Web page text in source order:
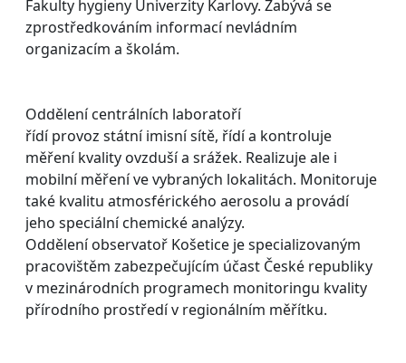
Fakulty hygieny Univerzity Karlovy. Zabývá se
zprostředkováním informací nevládním
organizacím a školám.
Oddělení centrálních laboratoří
řídí provoz státní imisní sítě, řídí a kontroluje
měření kvality ovzduší a srážek. Realizuje ale i
mobilní měření ve vybraných lokalitách. Monitoruje
také kvalitu atmosférického aerosolu a provádí
jeho speciální chemické analýzy.
Oddělení observatoř Košetice je specializovaným
pracovištěm zabezpečujícím účast České republiky
v mezinárodních programech monitoringu kvality
přírodního prostředí v regionálním měřítku.